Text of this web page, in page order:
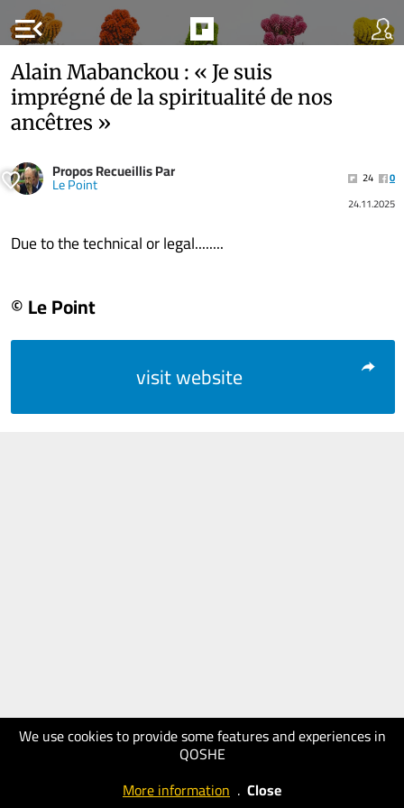
menu_open
We use cookies to provide some features and experiences in
QOSHE
More information . Close
Alain Mabanckou : « Je suis
imprégné de la spiritualité de nos
ancêtres »
Propos Recueillis Par
Le Point 24
0
24.11.2025
Due to the technical or legal........
© Le Point
visit website